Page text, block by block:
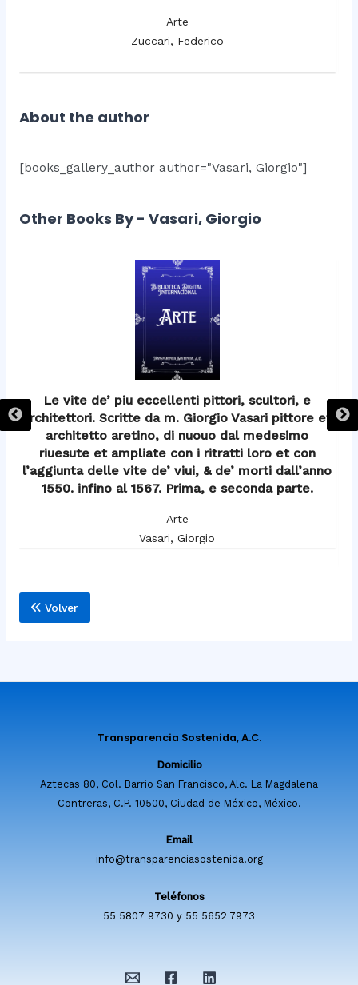
Arte
Zuccari, Federico
About the author
[books_gallery_author author="Vasari, Giorgio"]
Other Books By - Vasari, Giorgio
Le vite de’ piu eccellenti pittori, scultori, e
architettori. Scritte da m. Giorgio Vasari pittore et
architetto aretino, di nuouo dal medesimo
riuesute et ampliate con i ritratti loro et con
l’aggiunta delle vite de’ viui, & de’ morti dall’anno
1550. infino al 1567. Prima, e seconda parte.
Arte
Vasari, Giorgio
Volver
Transparencia Sostenida, A.C.
Domicilio
Aztecas 80, Col. Barrio San Francisco, Alc. La Magdalena
Contreras, C.P. 10500, Ciudad de México, México.
Email
info@transparenciasostenida.org
Teléfonos
55 5807 9730 y 55 5652 7973